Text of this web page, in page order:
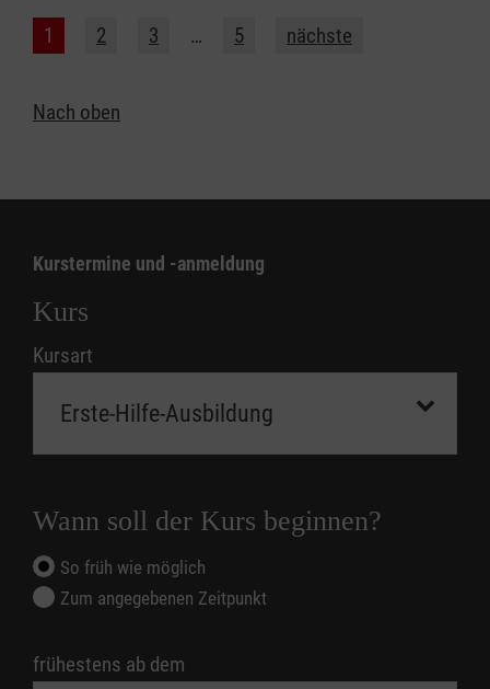
1 2 3 … 5 nächste
Nach oben
Kurstermine und -anmeldung
Kurs
Kursart
Wann soll der Kurs beginnen?
So früh wie möglich
Zum angegebenen Zeitpunkt
frühestens ab dem